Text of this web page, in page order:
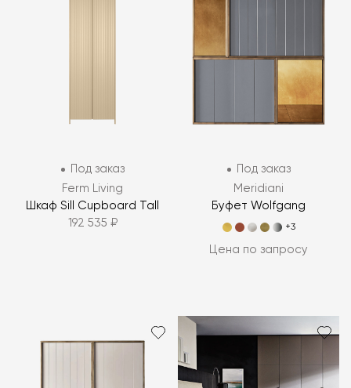
Под заказ
Ferm Living
Шкаф Sill Cupboard Tall
192 535 ₽
Под заказ
Meridiani
Буфет Wolfgang
+3
Цена по запросу